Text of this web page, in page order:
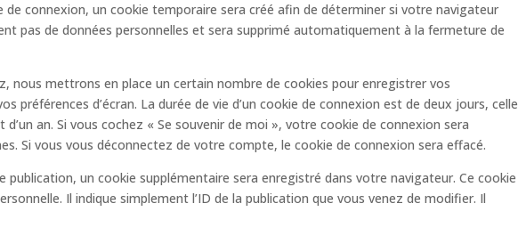
de connexion, un cookie temporaire sera créé afin de déterminer si votre navigateur
pas de données personnelles et sera supprimé automatiquement à la fermeture de
nous mettrons en place un certain nombre de cookies pour enregistrer vos
préférences d’écran. La durée de vie d’un cookie de connexion est de deux jours, celle
d’un an. Si vous cochez « Se souvenir de moi », votre cookie de connexion sera
Si vous vous déconnectez de votre compte, le cookie de connexion sera effacé.
publication, un cookie supplémentaire sera enregistré dans votre navigateur. Ce cookie
Il indique simplement l’ID de la publication que vous venez de modifier. Il